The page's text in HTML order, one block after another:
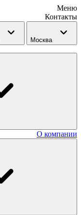
Меню
Контакты
Москва
О компании